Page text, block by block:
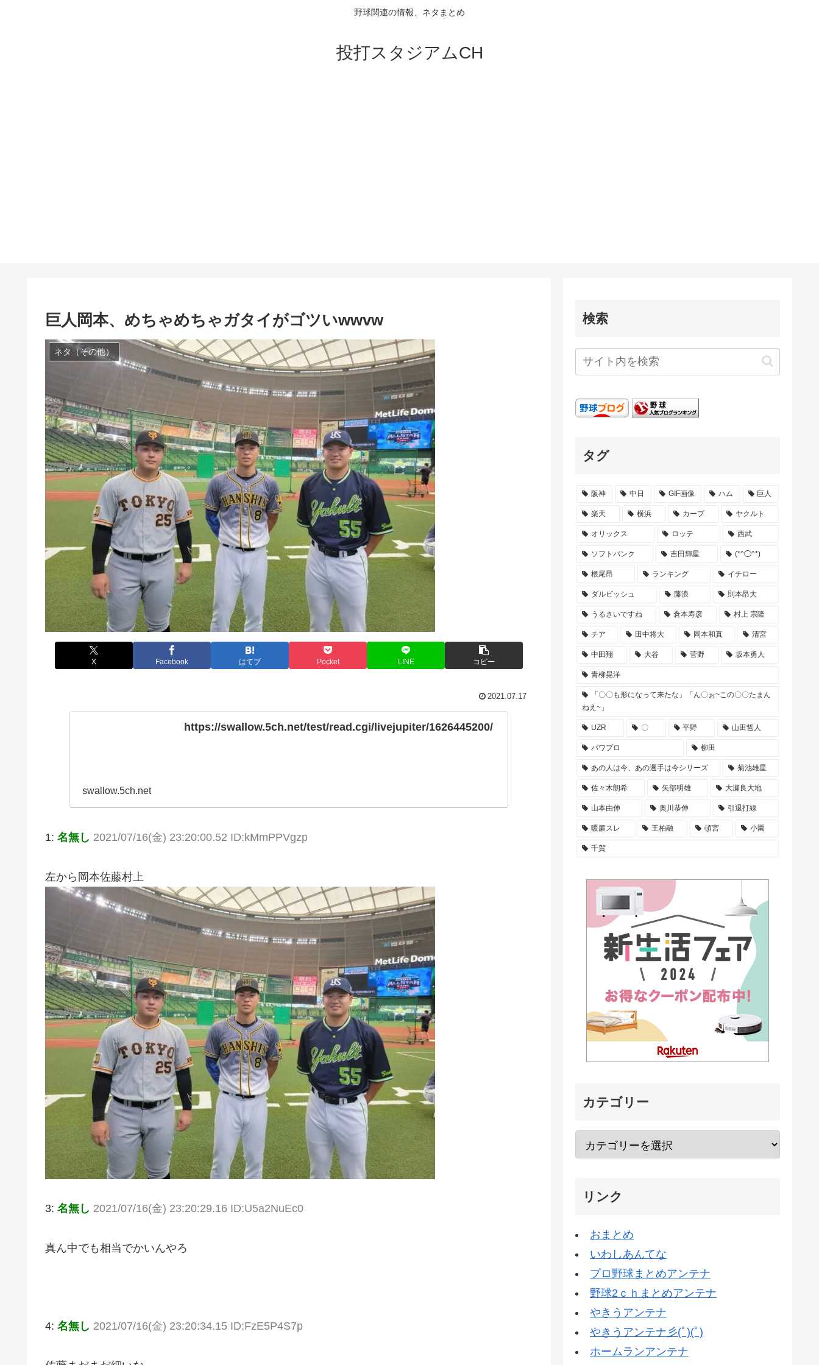
野球関連の情報、ネタまとめ
投打スタジアムCH
巨人岡本、めちゃめちゃガタイがゴツいwwvw
ネタ（その他）
X Facebook はてブ Pocket LINE コピー
2021.07.17
https://swallow.5ch.net/test/read.cgi/livejupiter/1626445200/
swallow.5ch.net
1: 名無し 2021/07/16(金) 23:20:00.52 ID:kMmPPVgzp
左から岡本佐藤村上
3: 名無し 2021/07/16(金) 23:20:29.16 ID:U5a2NuEc0
真ん中でも相当でかいんやろ
4: 名無し 2021/07/16(金) 23:20:34.15 ID:FzE5P4S7p
検索
タグ
阪神 中日 GIF画像 ハム 巨人
楽天 横浜 カープ ヤクルト
オリックス ロッテ 西武
ソフトバンク 吉田輝星 (*^◯^*)
根尾昂 ランキング イチロー
ダルビッシュ 藤浪 則本昂大
うるさいですね 倉本寿彦 村上 宗隆
チア 田中将大 岡本和真 清宮
中田翔 大谷 菅野 坂本勇人
青柳晃洋
「〇〇も形になって来たな」「ん〇ぉ~この〇〇たまん
ねえ~」
UZR 〇 平野 山田哲人
パワプロ 柳田
あの人は今、あの選手は今シリーズ 菊池雄星
佐々木朗希 矢部明雄 大瀬良大地
山本由伸 奥川恭伸 引退打線
暖簾スレ 王柏融 頓宮 小園
千賀
カテゴリー
リンク
おまとめ
いわしあんてな
プロ野球まとめアンテナ
野球2ｃｈまとめアンテナ
やきうアンテナ
やきうアンテナ彡(ﾟ)(ﾟ)
ホームランアンテナ